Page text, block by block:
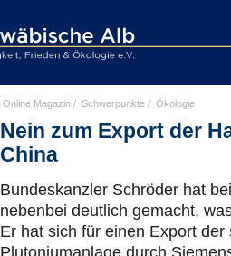
Online Magazin / Schwerpunkte / Ökologie
Nein zum Export der
China
Bundeskanzler Schröder hat
nebenbei deutlich gemacht,
Er hat sich für einen Export
Plutoniumanlage durch